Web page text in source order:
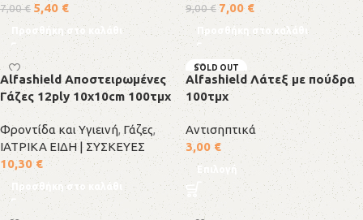
7,00€ 5,40 €
Προσθήκη στο καλάθι
9,00€7,00 €
Προσθήκη στο καλάθι
Alfashield Αποστειρωμένες
Γάζες 12ply 10x10cm 100τμχ
Φροντίδα και Υγιεινή, Γάζες,
ΙΑΤΡΙΚΑ ΕΙΔΗ | ΣΥΣΚΕΥΕΣ
10,30€
Προσθήκη στο καλάθι
SOLD OUT
Alfashield Λάτεξ με πούδρα
100τμχ
Αντισηπτικά
3,00 €
Επιλογή